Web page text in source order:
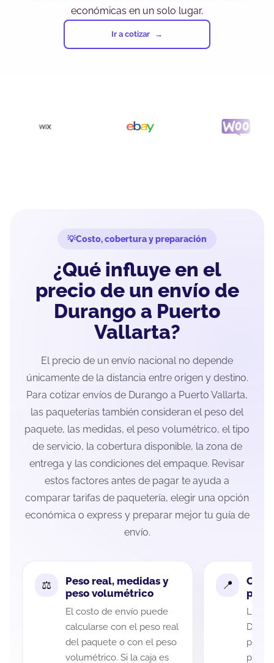
económicas en un solo lugar.
Ir a cotizar
Costo, cobertura y preparación
¿Qué influye en el
precio de un envío de
Durango a Puerto
Vallarta?
El precio de un envío nacional no depende
únicamente de la distancia entre origen y destino.
Para cotizar envíos de Durango a Puerto Vallarta,
las paqueterías también consideran el peso del
paquete, las medidas, el peso volumétrico, el tipo
de servicio, la cobertura disponible, la zona de
entrega y las condiciones del empaque. Revisar
estos factores antes de pagar te ayuda a
comparar tarifas de paquetería, elegir una opción
económica o express y preparar mejor tu guía de
envío.
Peso real, medidas y
peso volumétrico
El costo de envío puede
calcularse con el peso real
del paquete o con el peso
volumétrico. Si la caja es
La